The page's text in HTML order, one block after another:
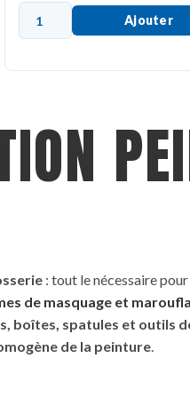
Ajouter
: tout le nécessaire
de masquage et
boîtes, spatules et outils
de la peinture.